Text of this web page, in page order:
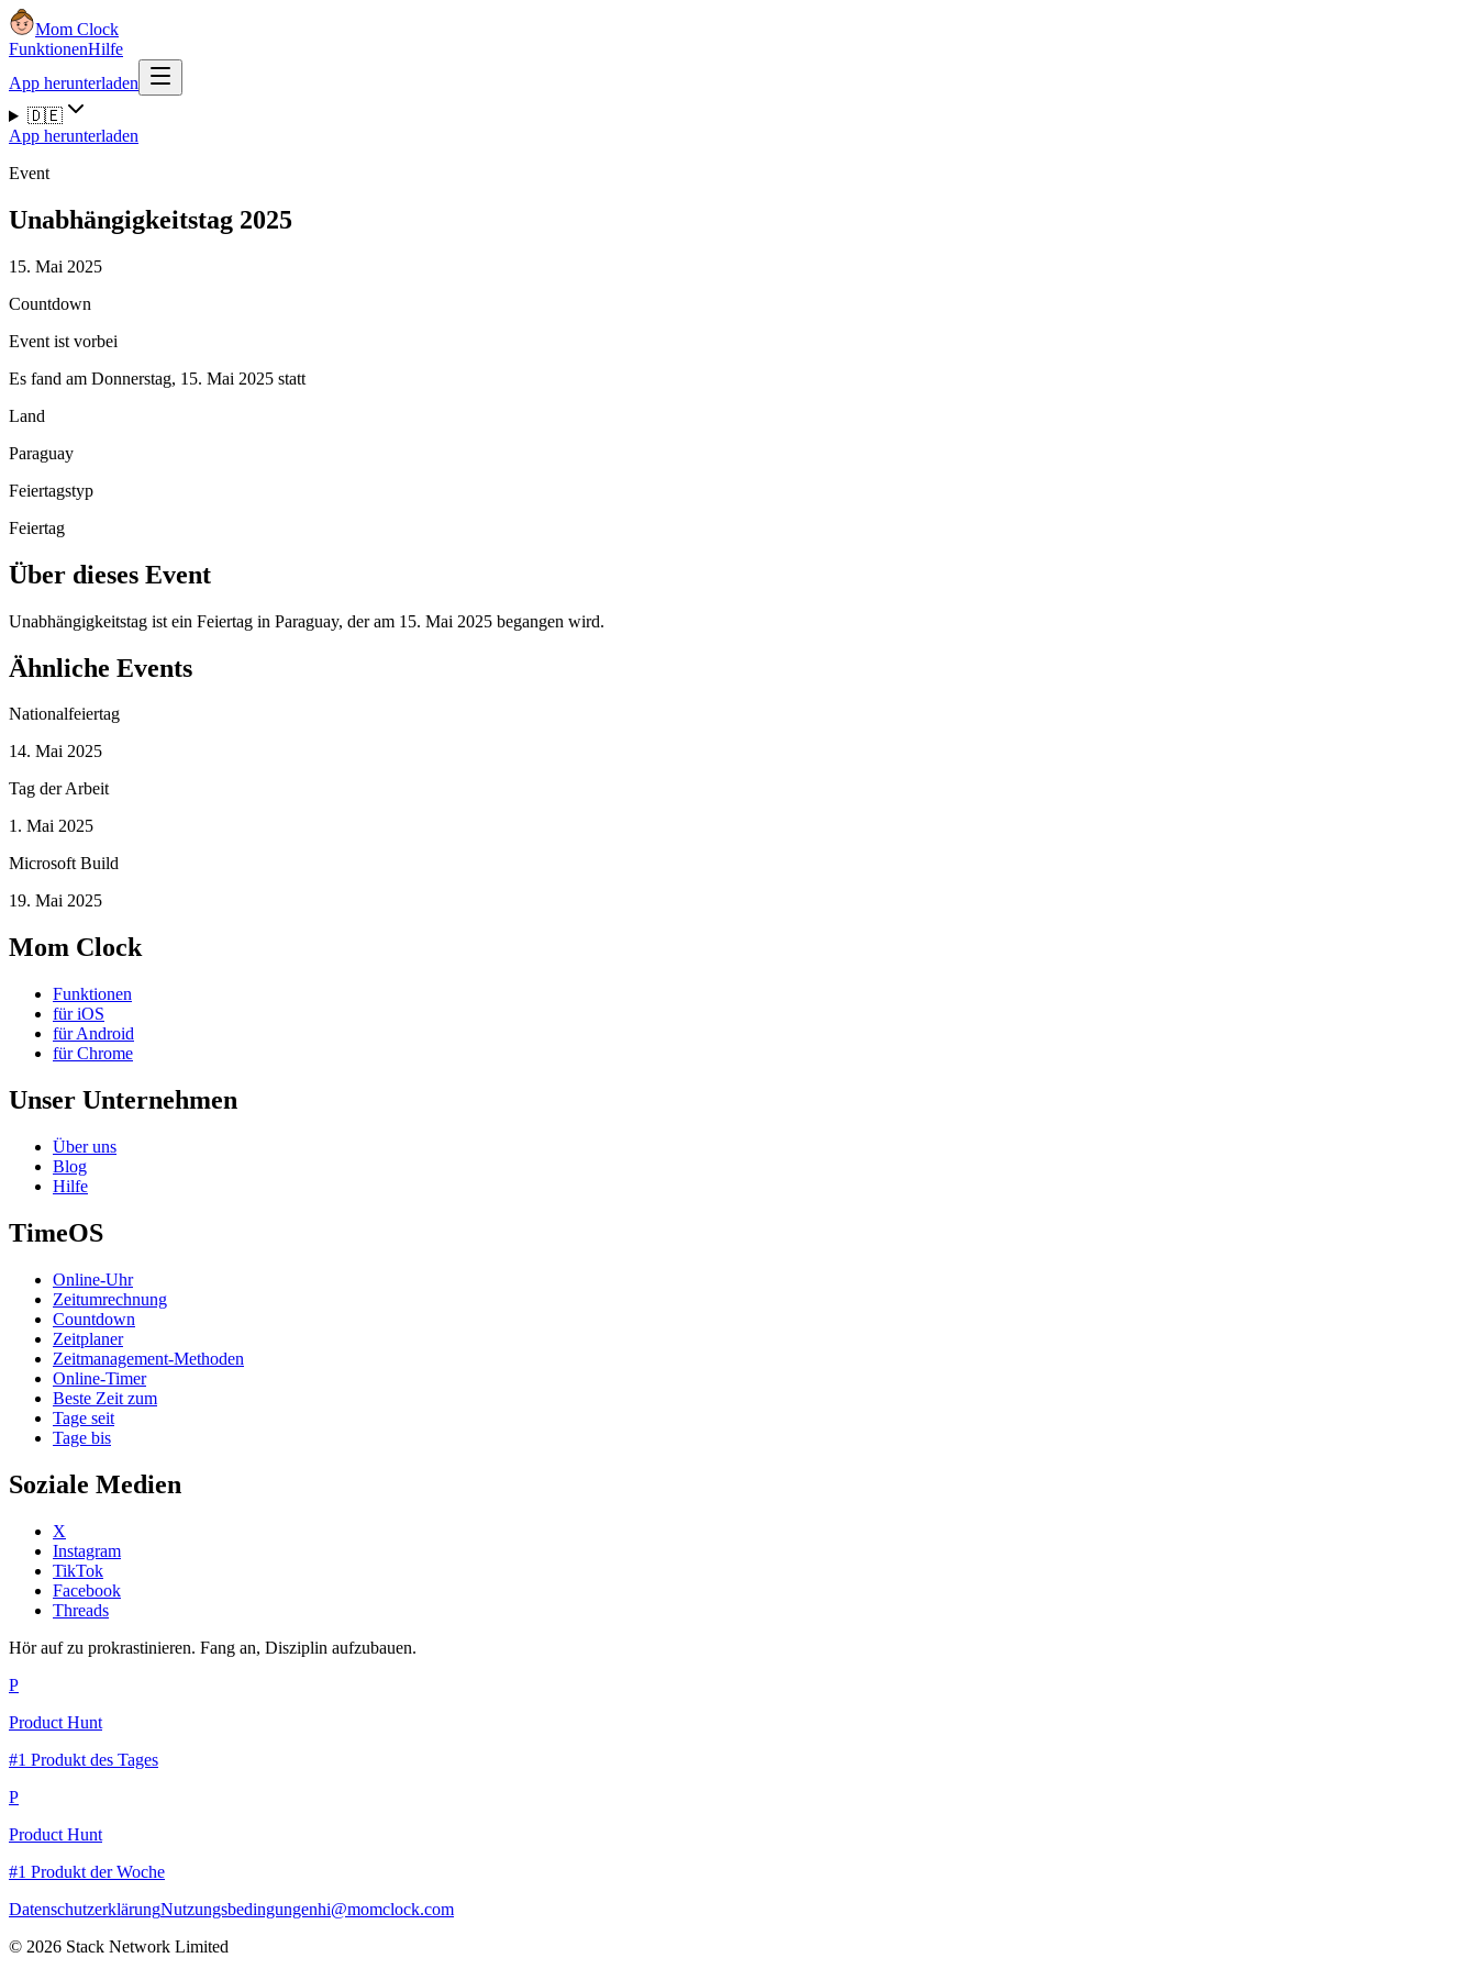
Mom Clock
FunktionenHilfe
App herunterladen
🇩🇪
App herunterladen
Event
Unabhängigkeitstag 2025
15. Mai 2025
Countdown
Event ist vorbei
Es fand am Donnerstag, 15. Mai 2025 statt
Land
Paraguay
Feiertagstyp
Feiertag
Über dieses Event
Unabhängigkeitstag ist ein Feiertag in Paraguay, der am 15. Mai 2025 begangen wird.
Ähnliche Events
Nationalfeiertag
14. Mai 2025
Tag der Arbeit
1. Mai 2025
Microsoft Build
19. Mai 2025
Mom Clock
Funktionen
für iOS
für Android
für Chrome
Unser Unternehmen
Über uns
Blog
Hilfe
TimeOS
Online-Uhr
Zeitumrechnung
Countdown
Zeitplaner
Zeitmanagement-Methoden
Online-Timer
Beste Zeit zum
Tage seit
Tage bis
Soziale Medien
X
Instagram
TikTok
Facebook
Threads
Hör auf zu prokrastinieren. Fang an, Disziplin aufzubauen.
P
Product Hunt
#1 Produkt des Tages
P
Product Hunt
#1 Produkt der Woche
DatenschutzerklärungNutzungsbedingungenhi@momclock.com
© 2026 Stack Network Limited